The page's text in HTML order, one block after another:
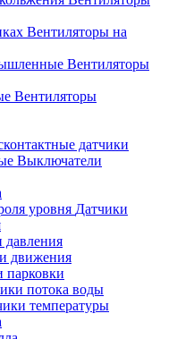
Вентиляторы на
Вентиляторы
Вентиляторы
датчики
Выключатели
Датчики
давления
движения
парковки
потока воды
температуры